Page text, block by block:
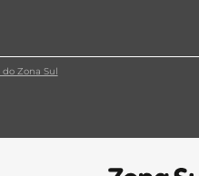
Zona Sul